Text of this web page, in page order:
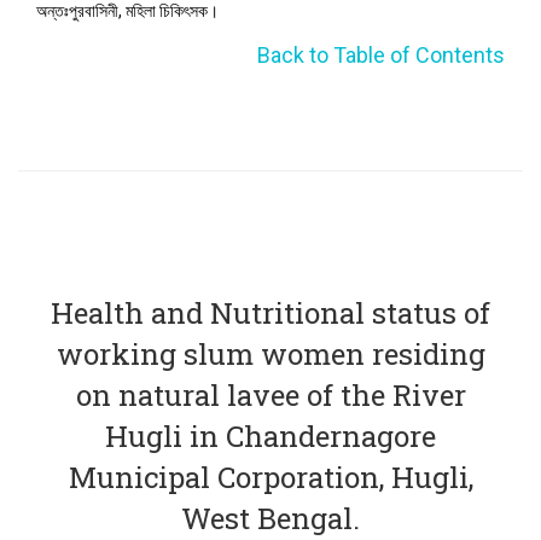
অন্তঃপুরবাসিনী, মহিলা চিকিৎসক।
Back to Table of Contents
Health and Nutritional status of
working slum women residing
on natural lavee of the River
Hugli in Chandernagore
Municipal Corporation, Hugli,
West Bengal.